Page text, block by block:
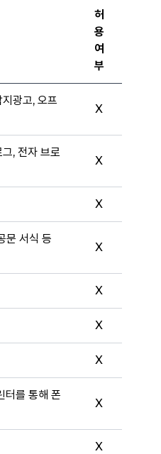
허
용
여
부
광고, 오프
X
, 전자 브로
X
X
문 서식 등
X
X
X
X
터를 통해 폰
X
X